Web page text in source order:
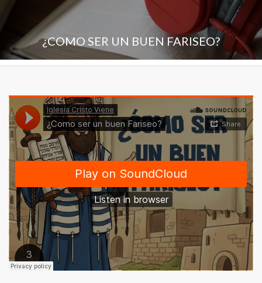
¿COMO SER UN BUEN FARISEO?